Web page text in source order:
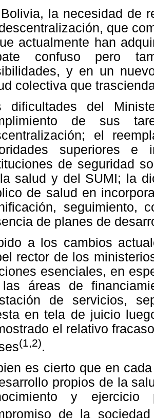
la necesidad de
que
actualmente han
confuso pero
y en un
colectiva que
dificultades del
de sus
el
superiores e
de seguridad
salud y del SUMI; la
de salud en
seguimiento,
de planes de
a los cambios
rector de los
esenciales, en
áreas de
de servicios,
en tela de juicio
el relativo
(1,2).
es cierto que en
propios de la
y
de la